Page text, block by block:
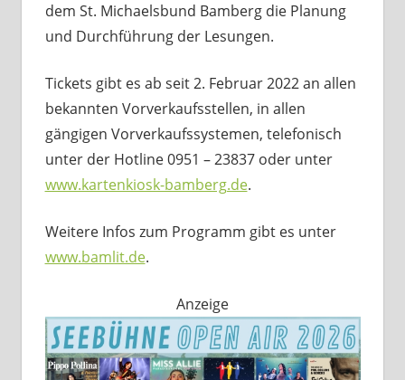
dem St. Michaelsbund Bamberg die Planung
und Durchführung der Lesungen.
Tickets gibt es ab seit 2. Februar 2022 an allen
bekannten Vorverkaufsstellen, in allen
gängigen Vorverkaufssystemen, telefonisch
unter der Hotline 0951 – 23837 oder unter
www.kartenkiosk-bamberg.de.
Weitere Infos zum Programm gibt es unter
www.bamlit.de.
Anzeige